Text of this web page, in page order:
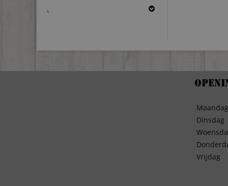
.
Maandag
Dinsdag
Vrijdag